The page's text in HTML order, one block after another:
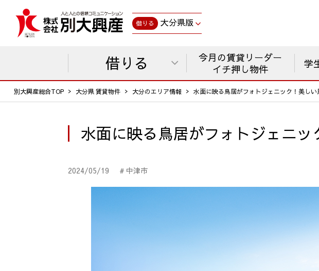
借りる 大分県版
借りる
今月の賃貸リーダー
イチ押し物件
学
別大興産総合TOP 大分県 賃貸物件 大分のエリア情報 水面に映る鳥居がフォトジェニック！美しい
水面に映る鳥居がフォトジェニッ
2024/05/19 # 中津市